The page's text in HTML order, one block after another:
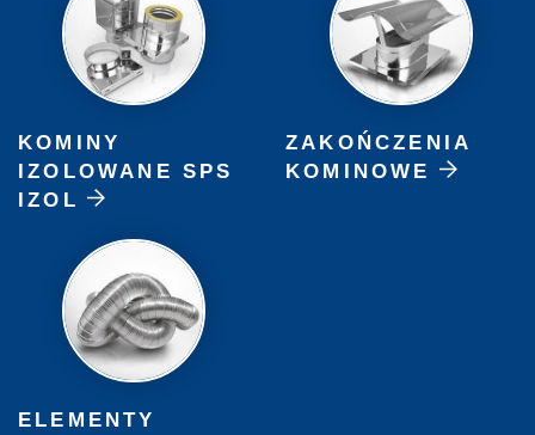
KOMINY
IZOLOWANE SPS
IZOL
ZAKOŃCZENIA
KOMINOWE
ELEMENTY